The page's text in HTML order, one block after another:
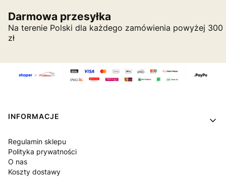
Darmowa przesyłka
Na terenie Polski dla każdego zamówienia powyżej 300
zł
Linki w stopce
INFORMACJE
Regulamin sklepu
Polityka prywatności
O nas
Koszty dostawy